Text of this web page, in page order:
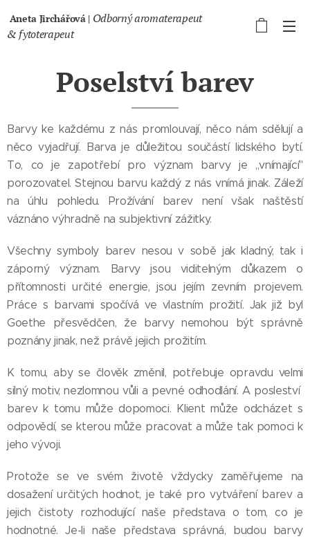
Aneta Jirchářová | Odborný aromaterapeut
& fytoterapeut
Poselství barev
Barvy ke každému z nás promlouvají, něco nám sdělují a
něco vyjadřují. Barva je důležitou součástí lidského bytí.
To, co je zapotřebí pro význam barvy je ,,vnímající"
porozovatel. Stejnou barvu každý z nás vnímá jinak. Záleží
na úhlu pohledu. Prožívání barev není však naštěstí
váznáno výhradně na subjektivní zážitky.
Všechny symboly barev nesou v sobě jak kladný, tak i
záporný význam. Barvy jsou viditelným důkazem o
přítomnosti určité energie, jsou jejím zevním projevem.
Práce s barvami spočívá ve vlastním prožití. Jak již byl
Goethe přesvědčen, že barvy nemohou být správně
poznány jinak, než právě jejich prožitím.
K tomu, aby se člověk změnil, potřebuje opravdu velmi
silný motiv, nezlomnou vůli a pevné odhodlání. A posleství
barev k tomu může dopomoci. Klient může odcházet s
odpovědí, se kterou může pracovat a může tak pomoci k
jeho vývoji.
Protože se ve svém životě vždycky zaměřujeme na
dosažení určitých hodnot, je také pro vytváření barev a
jejich čistoty rozhodující naše představa o tom, co je
hodnotné. Je-li naše představa správná, budou barvy